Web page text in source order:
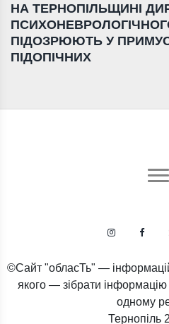
НА ТЕРНОПІЛЬЩИНІ
ПІДОЗРЮЮТЬ У
ПІДОПІЧНИХ
©Сайт "обласТь" —
якого — зібрати інформацію
одному
Тернопіль